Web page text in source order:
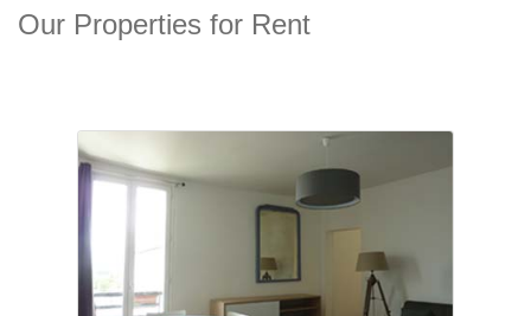
Our Properties for Rent